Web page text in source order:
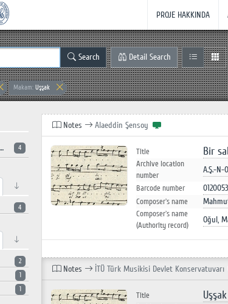
PROJE HAKKINDA
Search Detail Search
Makam: Uşşak
4
4
2
1
1
Notes Alaeddin Şensoy
Title Bir
Archive location
number
A.Ş.-N-
Barcode number
Composer`s name
Composer`s name
(Authority record)
Oğul,
Notes İTÜ Türk Musikisi Devlet Konservatuvarı
Title